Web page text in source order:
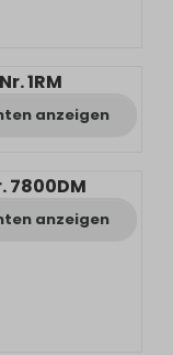
1RM
anzeigen
7800DM
anzeigen